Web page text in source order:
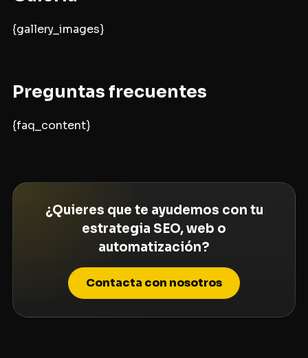
{gallery_images}
Preguntas frecuentes
{faq_content}
¿Quieres que te ayudemos con tu
estrategia SEO, web o
automatización?
Contacta con nosotros